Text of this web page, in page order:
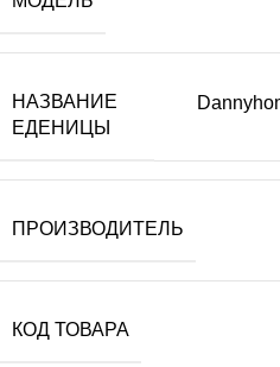
НАЗВАНИЕ
ЕДЕНИЦЫ
ПРОИЗВОДИТЕЛЬ
КОД ТОВАРА